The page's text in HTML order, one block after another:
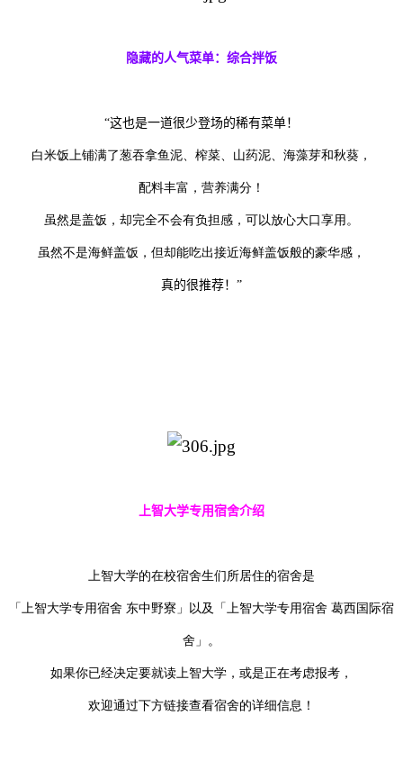
隐藏的人气菜单：综合拌饭
“这也是一道很少登场的稀有菜单！
白米饭上铺满了葱吞拿鱼泥、榨菜、山药泥、海藻芽和秋葵，
配料丰富，营养满分！
虽然是盖饭，却完全不会有负担感，可以放心大口享用。
虽然不是海鲜盖饭，但却能吃出接近海鲜盖饭般的豪华感，
真的很推荐！ ”
上智大学专用宿舍介绍
上智大学的在校宿舍生们所居住的宿舍是
「上智大学专用宿舍 东中野寮」以及「上智大学专用宿舍 葛西国际宿
舍」。
如果你已经决定要就读上智大学，或是正在考虑报考，
欢迎通过下方链接查看宿舍的详细信息！